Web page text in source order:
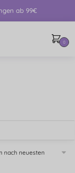
ab 99€
0